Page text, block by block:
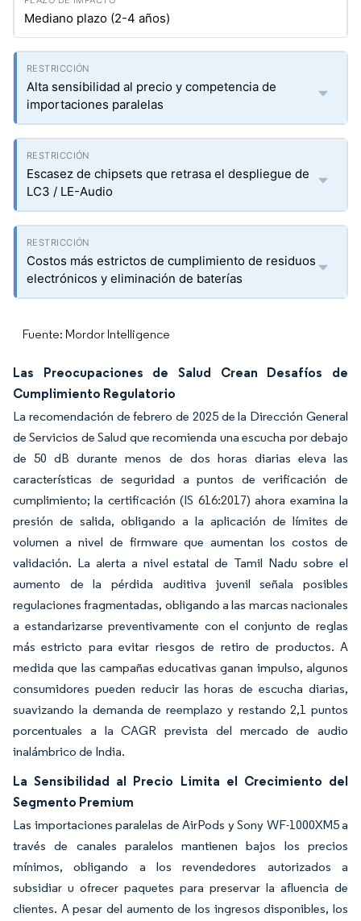
Mediano plazo (2-4 años)
Alta sensibilidad al precio y competencia de
importaciones paralelas
Escasez de chipsets que retrasa el despliegue de
LC3 / LE-Audio
Costos más estrictos de cumplimiento de residuos
electrónicos y eliminación de baterías
Fuente: Mordor Intelligence
Las Preocupaciones de Salud Crean Desafíos de
Cumplimiento Regulatorio
La recomendación de febrero de 2025 de la Dirección General
de Servicios de Salud que recomienda una escucha por debajo
de 50 dB durante menos de dos horas diarias eleva las
características de seguridad a puntos de verificación de
cumplimiento; la certificación (IS 616:2017) ahora examina la
presión de salida, obligando a la aplicación de límites de
volumen a nivel de firmware que aumentan los costos de
validación. La alerta a nivel estatal de Tamil Nadu sobre el
aumento de la pérdida auditiva juvenil señala posibles
regulaciones fragmentadas, obligando a las marcas nacionales
a estandarizarse preventivamente con el conjunto de reglas
más estricto para evitar riesgos de retiro de productos. A
medida que las campañas educativas ganan impulso, algunos
consumidores pueden reducir las horas de escucha diarias,
suavizando la demanda de reemplazo y restando 2,1 puntos
porcentuales a la CAGR prevista del mercado de audio
inalámbrico de India.
La Sensibilidad al Precio Limita el Crecimiento del
Segmento Premium
Las importaciones paralelas de AirPods y Sony WF-1000XM5 a
través de canales paralelos mantienen bajos los precios
mínimos, obligando a los revendedores autorizados a
subsidiar u ofrecer paquetes para preservar la afluencia de
clientes. A pesar del aumento de los ingresos disponibles, los